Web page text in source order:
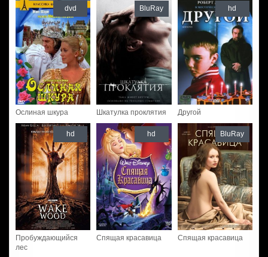
Ослиная шкура
dvd
Шкатулка проклятия
BluRay
Другой
hd
Пробуждающийся
лес
hd
Спящая красавица
hd
Спящая красавица
BluRay